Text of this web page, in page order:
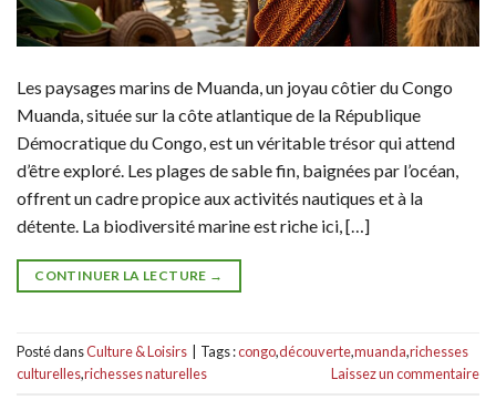
Les paysages marins de Muanda, un joyau côtier du Congo
Muanda, située sur la côte atlantique de la République
Démocratique du Congo, est un véritable trésor qui attend
d’être exploré. Les plages de sable fin, baignées par l’océan,
offrent un cadre propice aux activités nautiques et à la
détente. La biodiversité marine est riche ici, […]
CONTINUER LA LECTURE →
Posté dansCulture & Loisirs Tags :congo,découverte,muanda,richesses
culturelles,richesses naturelles Laissez un commentaire